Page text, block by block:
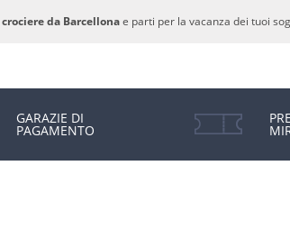
da Barcellonae parti per la vacanza dei tuoi
GARAZIE DI
PAGAMENTO